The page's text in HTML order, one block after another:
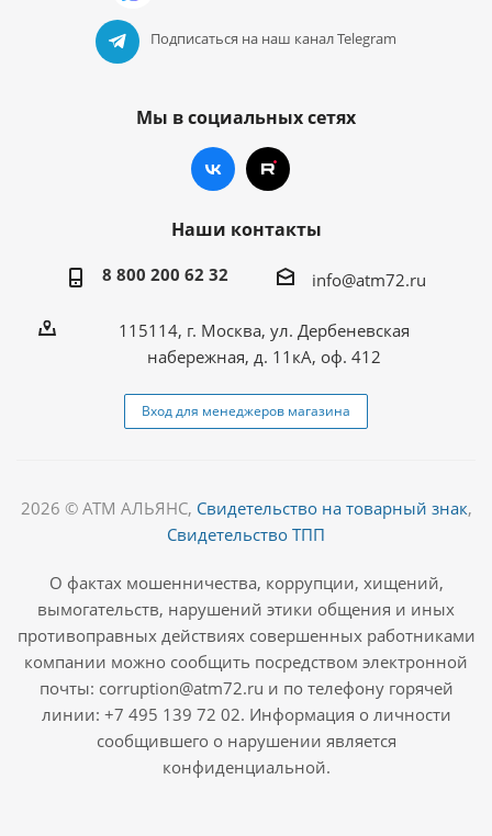
Подписаться на наш канал Telegram
Мы в социальных сетях
Наши контакты
8 800 200 62 32 info@atm72.ru
115114, г. Москва, ул. Дербеневская
набережная, д. 11кА, оф. 412
Вход для менеджеров магазина
2026 © АТМ АЛЬЯНС, Свидетельство на товарный знак,
Свидетельство ТПП
О фактах мошенничества, коррупции, хищений,
вымогательств, нарушений этики общения и иных
противоправных действиях совершенных работниками
компании можно сообщить посредством электронной
почты: corruption@atm72.ru и по телефону горячей
линии: +7 495 139 72 02. Информация о личности
сообщившего о нарушении является
конфиденциальной.